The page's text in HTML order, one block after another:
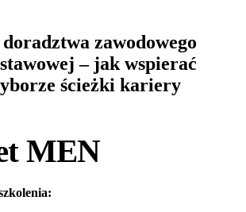
zawodowego
– jak wspierać
ścieżki kariery
MEN